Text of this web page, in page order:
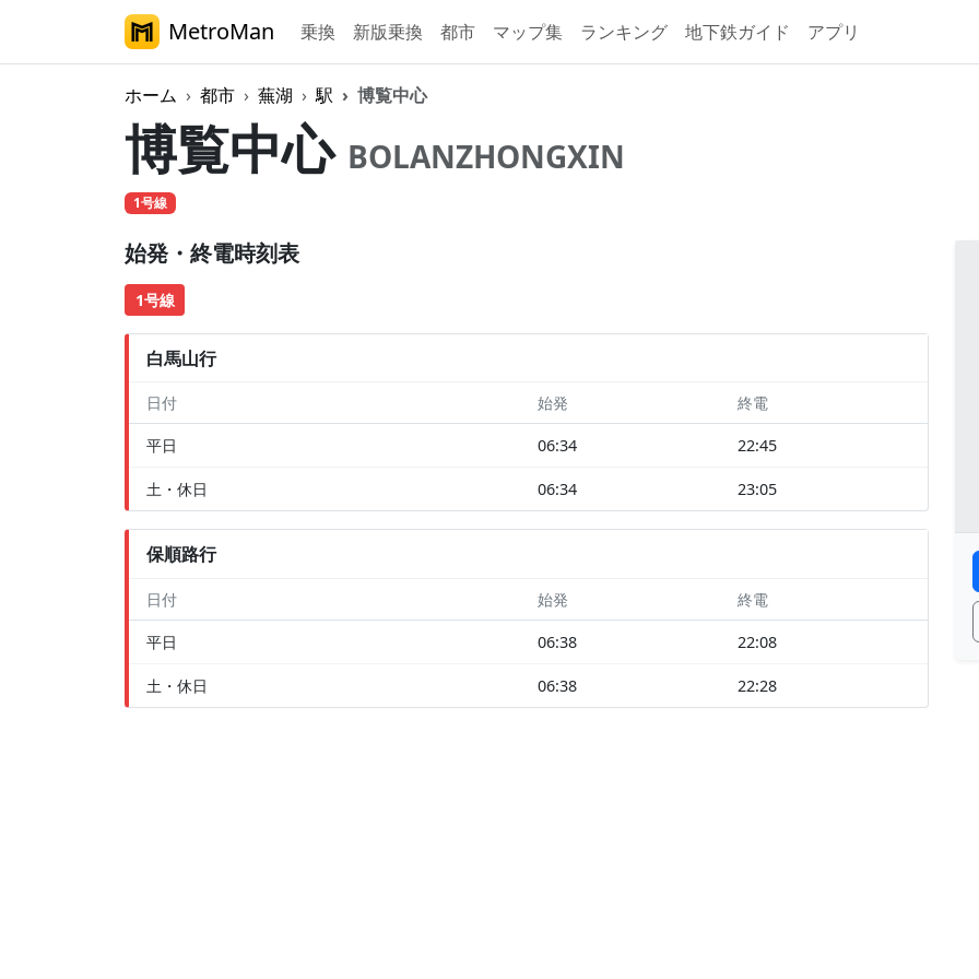
MetroMan 乗換 新版乗換 都市 マップ集 ランキング 地下鉄ガイド アプリ
ホーム 都市 蕪湖 駅 博覧中心
博覧中心 BOLANZHONGXIN
1号線
始発・終電時刻表
1号線
白馬山行
日付 始発 終電
平日 06:34 22:45
土・休日 06:34 23:05
保順路行
日付 始発 終電
平日 06:38 22:08
土・休日 06:38 22:28